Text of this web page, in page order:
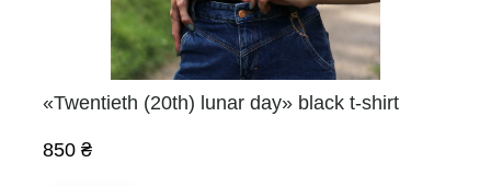
«Twentieth (20th) lunar day» black t-shirt
850 ₴